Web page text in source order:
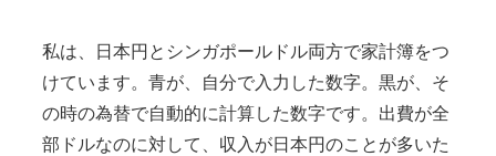
私は、日本円とシンガポールドル両方で家計簿をつ
けています。青が、自分で入力した数字。黒が、そ
の時の為替で自動的に計算した数字です。出費が全
部ドルなのに対して、収入が日本円のことが多いた